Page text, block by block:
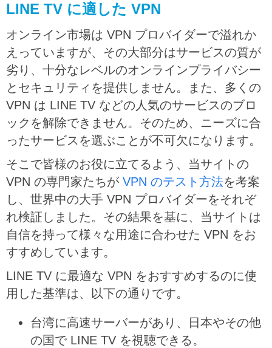
LINE TV に適した VPN
オンライン市場は VPN プロバイダーで溢れか
えっていますが、その大部分はサービスの質が
劣り、十分なレベルのオンラインプライバシー
とセキュリティを提供しません。また、多くの
VPN は LINE TV などの人気のサービスのブロ
ックを解除できません。そのため、ニーズに合
ったサービスを選ぶことが不可欠になります。
そこで皆様のお役に立てるよう、当サイトの
VPN の専門家たちが VPN のテスト方法を考案
し、世界中の大手 VPN プロバイダーをそれぞ
れ検証しました。その結果を基に、当サイトは
自信を持って様々な用途に合わせた VPN をお
すすめしています。
LINE TV に最適な VPN をおすすめするのに使
用した基準は、以下の通りです。
台湾に高速サーバーがあり、日本やその他
の国で LINE TV を視聴できる。